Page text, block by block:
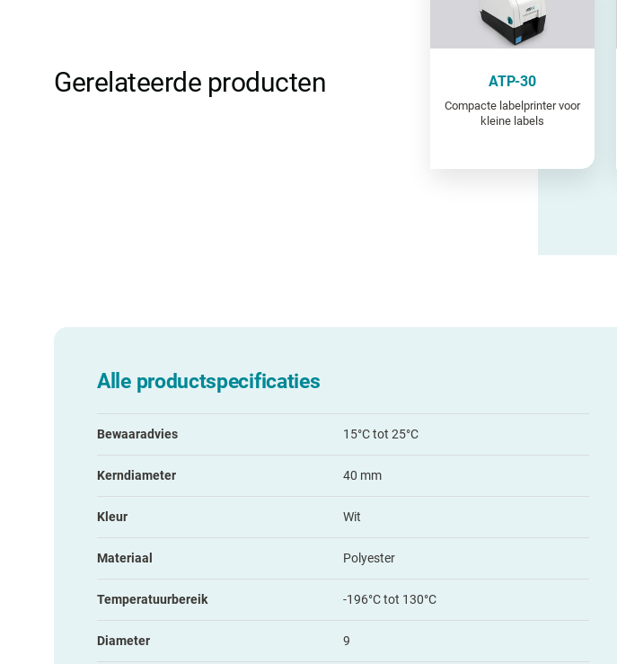
Gerelateerde producten ATP-30
Compacte labelprinter voor
kleine labels
Alle productspecificaties
Bewaaradvies 15°C tot 25°C
Kerndiameter 40 mm
Kleur Wit
Materiaal Polyester
Temperatuurbereik -196°C tot 130°C
Diameter 9